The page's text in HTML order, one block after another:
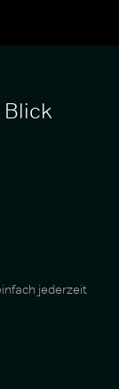
Blick
jederzeit